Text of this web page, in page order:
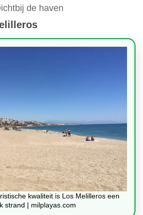
de haven
kwaliteit is Los Melilleros een
strand | milplayas.com